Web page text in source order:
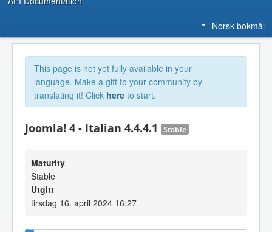
Norsk bokmål
This page is not yet fully available in your
language. Make a gift to your community by
translating it! Click here to start.
Joomla! 4 - Italian 4.4.4.1 Stable
Maturity
Stable
Utgitt
tirsdag 16. april 2024 16:27